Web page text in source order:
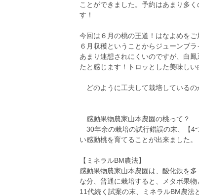
ことができました。予約はあまり多
す！
今回は６月の桃の王道！はなよめをご
６月収穫ということからジューンブ
あまり連想されにくいのですが、白
たと感じます！トロッとした美味しい
どのように工夫して栽培しているの
感動果物農家山本農園の桃って？
30年余の栽培の試行錯誤の末、【4
い感動桃を育てることが出来ました。
【ミネラルBM農法】
感動果物農家山本農園は、酸化鉄を
な分、普通に栽培すると、メタボ果
11代続く試案の末、ミネラルBM農法